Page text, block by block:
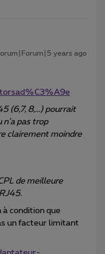
years ago
(6,7, 8,...) pourrait
pas trop
clairement moindre
de meilleure
à condition que
un facteur limitant